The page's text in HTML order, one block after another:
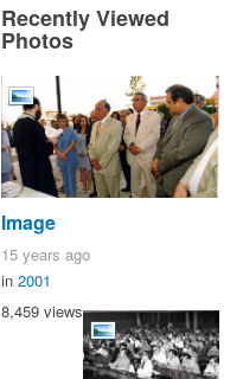
Recently Viewed
Photos
Image
15 years ago
in 2001
8,459 views